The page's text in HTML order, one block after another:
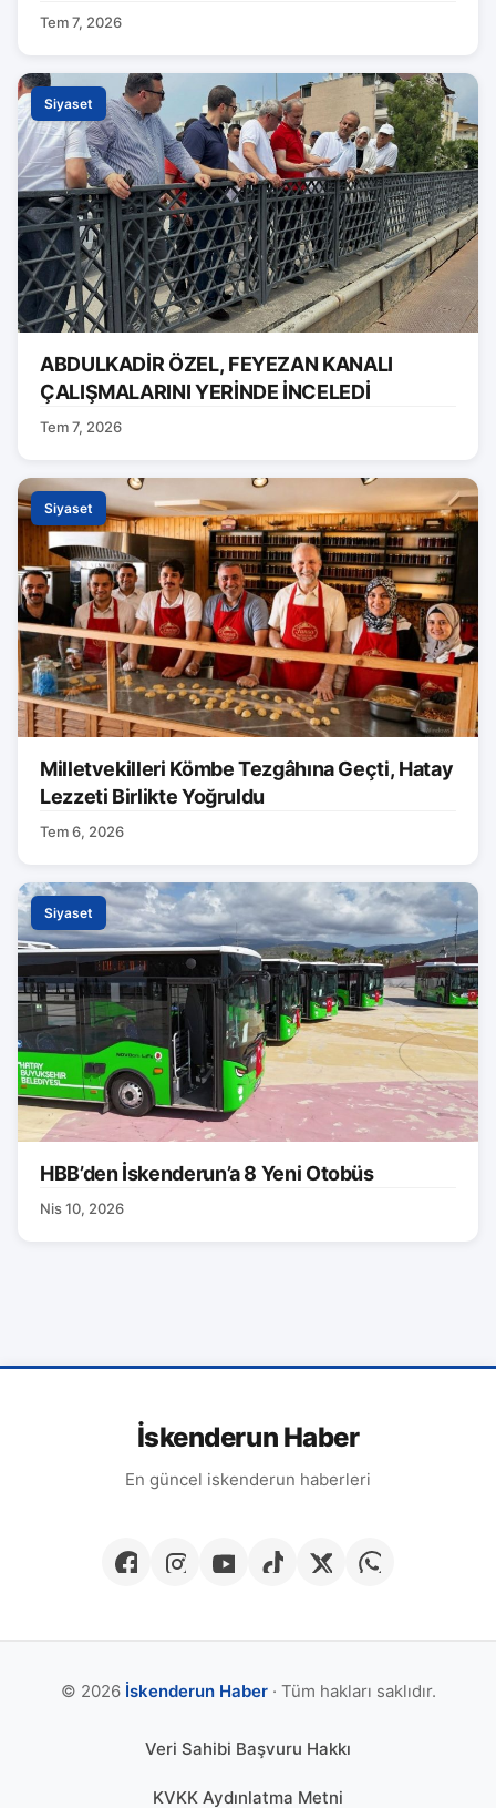
Tem 7, 2026
Siyaset
ABDULKADİR ÖZEL, FEYEZAN KANALI
ÇALIŞMALARINI YERİNDE İNCELEDİ
Tem 7, 2026
Siyaset
Milletvekilleri Kömbe Tezgâhına Geçti, Hatay
Lezzeti Birlikte Yoğruldu
Tem 6, 2026
Siyaset
HBB’den İskenderun’a 8 Yeni Otobüs
Nis 10, 2026
İskenderun Haber
En güncel iskenderun haberleri
© 2026 İskenderun Haber· Tüm hakları saklıdır.
Veri Sahibi Başvuru Hakkı
KVKK Aydınlatma Metni